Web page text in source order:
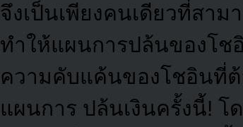
จึงเป็นเพียงคนเดียวที่สา
ทำให้แผนการปล้นของโช
ความคับแค้นของโชอินที่
แผนการ ปล้นเงินครั้งนี้!